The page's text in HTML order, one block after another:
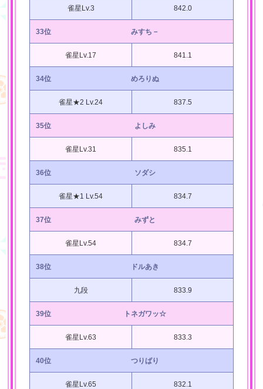
雀星Lv.3 842.0
33位 みすち－
雀星Lv.17 841.1
34位 めろりぬ
雀星★2 Lv.24 837.5
35位 よしみ
雀星Lv.31 835.1
36位 ソダシ
雀星★1 Lv.54 834.7
37位 みずと
雀星Lv.54 834.7
38位 ドルあき
九段 833.9
39位 トネガワッ☆
雀星Lv.63 833.3
40位 つりばり
雀星Lv.65 832.1